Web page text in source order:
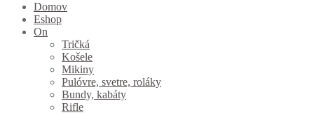
Domov
Eshop
On
Tričká
Košele
Mikiny
Pulóvre, svetre, roláky
Bundy, kabáty
Rifle